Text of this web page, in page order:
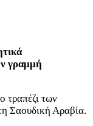
γραμμή
τραπέζι των
Σαουδική Αραβία.